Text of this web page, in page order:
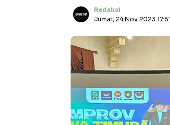
Redaksi
Jumat, 24 Nov 2023